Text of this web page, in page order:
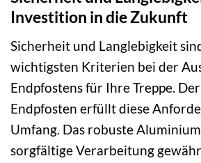
Investition in die Zukunft
Sicherheit und Langlebigkeit
wichtigsten Kriterien bei der
Endpfostens für Ihre Treppe.
Endpfosten erfüllt diese
Umfang. Das robuste
sorgfältige Verarbeitung